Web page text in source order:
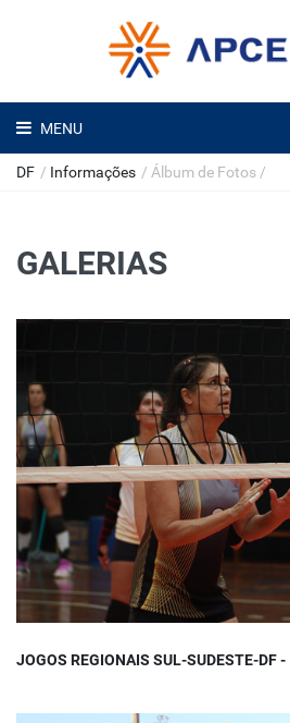
MENU
DF / Informações / Álbum de Fotos /
GALERIAS
JOGOS REGIONAIS SUL-SUDESTE-DF -